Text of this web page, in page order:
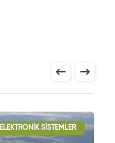
ELEKTRONIK SISTEMLER